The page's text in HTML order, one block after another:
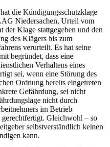
die Kündigungsschutzklage
Niedersachen, Urteil vom
der Klage stattgegeben und den
des Klägers bis zum
verurteilt. Es hat seine
begründet, dass eine
Verhaltens eines
sei, wenn eine Störung des
Ordnung bereits eingetreten
Gefährdung, sei nicht
nicht durch
im Betrieb
Gleichwohl – so
selbstverständlich keinen
kann.